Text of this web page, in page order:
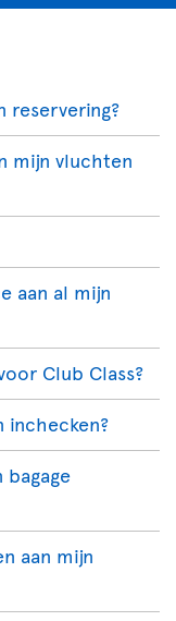
reservering?
mijn vluchten
aan al mijn
Club Class?
inchecken?
aan mijn